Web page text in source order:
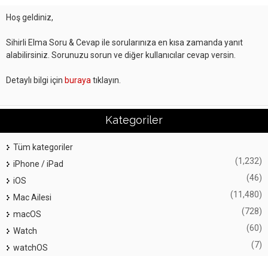
Hoş geldiniz,
Sihirli Elma Soru & Cevap ile sorularınıza en kısa zamanda yanıt
alabilirsiniz. Sorunuzu sorun ve diğer kullanıcılar cevap versin.
Detaylı bilgi için buraya tıklayın.
Kategoriler
Tüm kategoriler
iPhone / iPad
(1,232)
iOS (46)
Mac Ailesi (11,480)
macOS (728)
Watch (60)
watchOS (7)